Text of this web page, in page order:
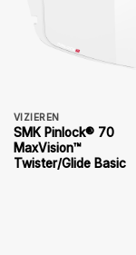
VIZIEREN
SMK Pinlock® 70
MaxVision™
Twister/Glide Basic